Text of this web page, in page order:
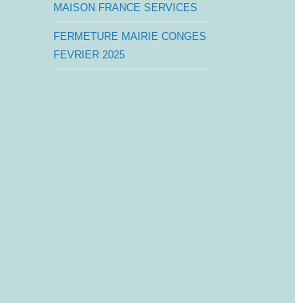
MAISON FRANCE SERVICES
FERMETURE MAIRIE CONGES
FEVRIER 2025